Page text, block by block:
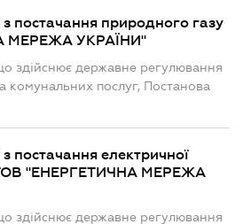
з постачання природного газу
МЕРЕЖА УКРАЇНИ"
здійснює державне регулювання
комунальних послуг, Постанова
з постачання електричної
ТОВ "ЕНЕРГЕТИЧНА МЕРЕЖА
здійснює державне регулювання